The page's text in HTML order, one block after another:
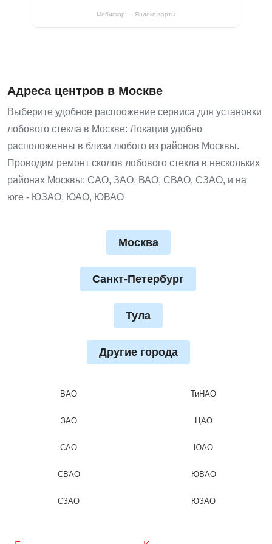
Мобискар — Яндекс.Карты
Адреса центров в Москве
Выберите удобное распоожение сервиса для установки
лобового стекла в Москве: Локации удобно
расположенны в близи любого из районов Москвы.
Проводим ремонт сколов лобового стекла в нескольких
районах Москвы: САО, ЗАО, ВАО, СВАО, СЗАО, и на
юге - ЮЗАО, ЮАО, ЮВАО
Москва
Санкт-Петербург
Тула
Другие города
ВАО
ЗАО
САО
СВАО
СЗАО
ТиНАО
ЦАО
ЮАО
ЮВАО
ЮЗАО